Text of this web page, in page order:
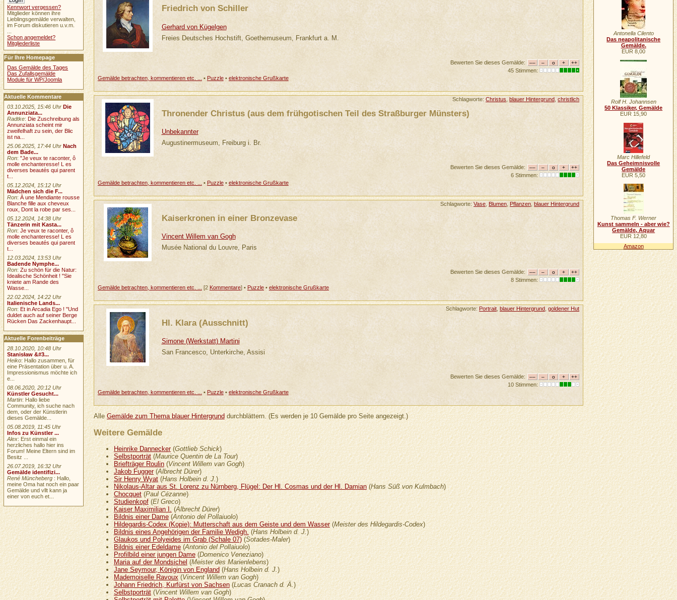
Friedrich von Schiller
Gerhard von Kügelgen
Freies Deutsches Hochstift, Goethemuseum, Frankfurt a. M.
Bewerten Sie dieses Gemälde:
45 Stimmen:
Gemälde betrachten, kommentieren etc. ...
• Puzzle• elektronische Grußkarte
Schlagworte:Christus blauer Hintergrund ,christlich
Thronender Christus (aus dem frühgotischen Teil des Straßburger Münsters)
Unbekannter
Augustinermuseum, Freiburg i. Br.
Bewerten Sie dieses Gemälde:
6 Stimmen:
Gemälde betrachten, kommentieren etc. ...
• Puzzle• elektronische Grußkarte
Schlagworte:Vase Blumen Pflanzen blauer Hintergrund
Kaiserkronen in einer Bronzevase
Vincent Willem van Gogh
Musée National du Louvre, Paris
Bewerten Sie dieses Gemälde:
8 Stimmen:
Gemälde betrachten, kommentieren etc. ...
[2 Kommentare] • Puzzle• elektronische Grußkarte
Schlagworte: Portrait, blauer Hintergrund,goldener Hut
Hl. Klara (Ausschnitt)
Simone (Werkstatt) Martini
San Francesco, Unterkirche, Assisi
Bewerten Sie dieses Gemälde:
10 Stimmen:
Gemälde betrachten, kommentieren etc. ...
• Puzzle• elektronische Grußkarte
AlleGemälde zum Thema blauer Hintergrunddurchblättern. (Es werden je 10 Gemälde pro Seite angezeigt.)
Weitere Gemälde
Heinrike Dannecker(Gottlieb Schick)
Selbstporträt(Maurice Quentin de La Tour)
Briefträger Roulin(Vincent Willem van Gogh)
Jakob Fugger(Albrecht Dürer)
Sir Henry Wyat(Hans Holbein d. J.)
Nikolaus-Altar aus St. Lorenz zu Nürnberg, Flügel: Der Hl. Cosmas und der Hl. Damian(Hans Süß von Kulmbach)
Chocquet(Paul Cézanne)
Studienkopf(El Greco)
Kaiser Maximilian I.(Albrecht Dürer)
Bildnis einer Dame(Antonio del Pollaiuolo)
Hildegardis-Codex (Kopie): Mutterschaft aus dem Geiste und dem Wasser(Meister des Hildegardis-Codex)
Bildnis eines Angehörigen der Familie Wedigh.(Hans Holbein d. J.)
Glaukos und Polyeides im Grab (Schale 07)(Sotades-Maler)
Bildnis einer Edeldame(Antonio del Pollaiuolo)
Profilbild einer jungen Dame(Domenico Veneziano)
Maria auf der Mondsichel(Meister des Marienlebens)
Jane Seymour, Königin von England(Hans Holbein d. J.)
Mademoiselle Ravoux(Vincent Willem van Gogh)
Johann Friedrich, Kurfürst von Sachsen(Lucas Cranach d. Ä.)
Selbstporträt(Vincent Willem van Gogh)
Kennwort vergessen?
Mitglieder können ihre
Lieblingsgemälde verwalten,
im Forum diskutieren u.v.m.
Schon angemeldet?
Mitgliederliste
Für Ihre Homepage
Das Gemälde des Tages
Das Zufallsgemälde
Module für WP/Joomla
Aktuelle Kommentare
03.10.2025, 15:46 Uhr Die
Annunziata...
Radtke: Die Zuschreibung als
Annunziata scheint mir
zweifelhaft zu sein, der Blic
ist na...
25.06.2025, 17:44 Uhr Nach
dem Bade...
Ron:"Je veux te raconter, ô
molle enchanteresse! L es
diverses beautés qui parent
t...
05.12.2024, 15:12 Uhr
Mädchen sich die F...
Ron:À une Mendiante rousse
Blanche fille aux cheveux
roux, Dont la robe par ses...
05.12.2024, 14:38 Uhr
Tänzerin mit Kasta...
Ron:Je veux te raconter, ô
molle enchanteresse! L es
diverses beautés qui parent
t...
12.03.2024, 13:53 Uhr
Badende Nymphe...
Ron:Zu schön für die Natur:
Idealische Schönheit ! "Sie
kniete am Rande des
Wasse...
22.02.2024, 14:22 Uhr
Italienische Lands...
Ron:Et in Arcadia Ego ! "Und
duldet auch auf seiner Berge
Rücken Das Zackenhaupt...
Aktuelle Forenbeiträge
28.10.2020, 10:48 Uhr
Stanisław &#3...
Heiko: Hallo zusammen, für
eine Präsentation über u. A.
Impressionismus möchte ich
e...
08.06.2020, 20:12 Uhr
Künstler Gesucht...
Martin: Hallo liebe
Community, ich suche nach
dem, oder der Künstlerin
dieses Gemälde...
05.08.2019, 11:45 Uhr
Infos zu Künstler ...
Alex: Erst einmal ein
herzliches hallo hier ins
Forum! Meine Eltern sind im
Besitz ...
26.07.2019, 16:32 Uhr
Gemälde identifizi...
René Müncheberg : Hallo,
meine Oma hat noch ein paar
Gemälde und vllt kann ja
einer von euch et...
Antonella Cilento
Das neapolitanische
Gemälde.
EUR 8,00
Rolf H. Johannsen
50 Klassiker, Gemälde
EUR 15,90
Marc Hillefeld
Das Geheimnisvolle
Gemälde
EUR 5,50
Thomas F. Werner
Kunst sammeln - aber wie?
Gemälde, Aquar
EUR 12,80
Amazon